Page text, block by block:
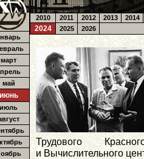
март
май
июнь
июль
2010 2011 2012 2013 2014
2024 2025 2026
Трудового
и Вычислительного